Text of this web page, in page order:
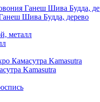
Шива Будда, дерево
Kamasutra